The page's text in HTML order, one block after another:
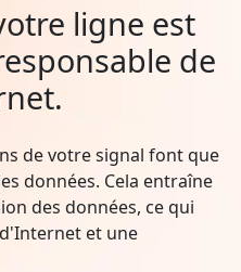
ligne est
de
de votre signal font que
données. Cela entraîne
des données, ce qui
et une